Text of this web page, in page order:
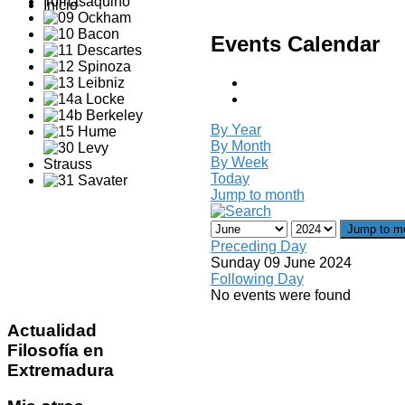
Inicio
Events Calendar
By Year
By Month
By Week
Today
Jump to month
Jump to
Preceding Day
Sunday 09 June 2024
Following Day
No events were found
Actualidad
Filosofía en
Extremadura